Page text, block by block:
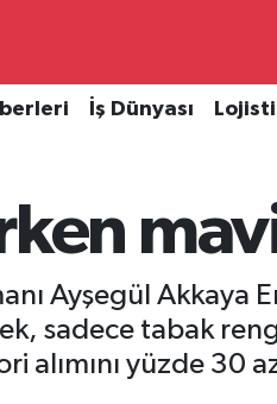
İş Dünyası
Ayşegül
sadece tabak
alımını yüzde